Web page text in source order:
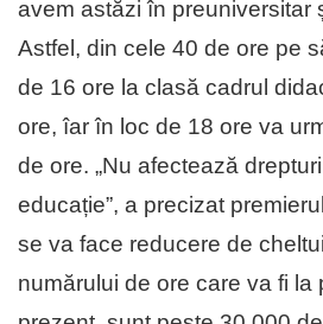
avem astăzi în preuniversitar
Astfel, din cele 40 de ore pe
de 16 ore la clasă cadrul
ore, îar în loc de 18 ore va
de ore. „Nu afectează
educație”, a precizat
se va face reducere de
numărului de ore care va fi la